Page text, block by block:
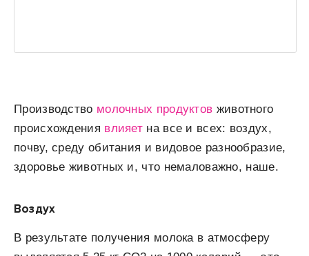
Производство молочных продуктов животного
происхождения влияет на все и всех: воздух,
почву, среду обитания и видовое разнообразие,
здоровье животных и, что немаловажно, наше.
Воздух
В результате получения молока в атмосферу